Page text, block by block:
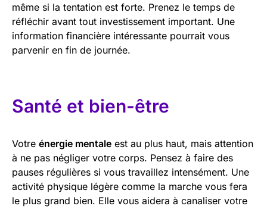
même si la tentation est forte. Prenez le temps de
réfléchir avant tout investissement important. Une
information financière intéressante pourrait vous
parvenir en fin de journée.
Santé et bien-être
Votre énergie mentale est au plus haut, mais attention
à ne pas négliger votre corps. Pensez à faire des
pauses régulières si vous travaillez intensément. Une
activité physique légère comme la marche vous fera
le plus grand bien. Elle vous aidera à canaliser votre